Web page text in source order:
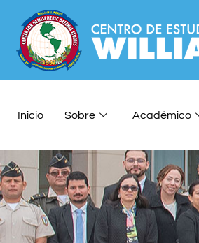
Inicio Sobre Académico